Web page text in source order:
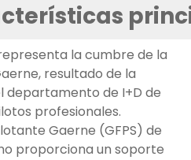
la cumbre de la
resultado de la
de I+D de
profesionales.
Gaerne (GFPS) de
proporciona un soporte